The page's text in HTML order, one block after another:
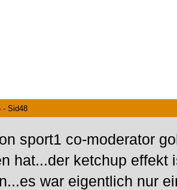
- Sid48
sport1 co-moderator
hat...der ketchup effekt
war eigentlich nur